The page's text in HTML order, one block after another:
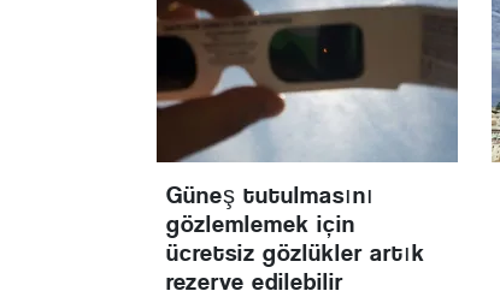
Güneş tutulmasını
gözlemlemek için
ücretsiz gözlükler artık
rezerve edilebilir